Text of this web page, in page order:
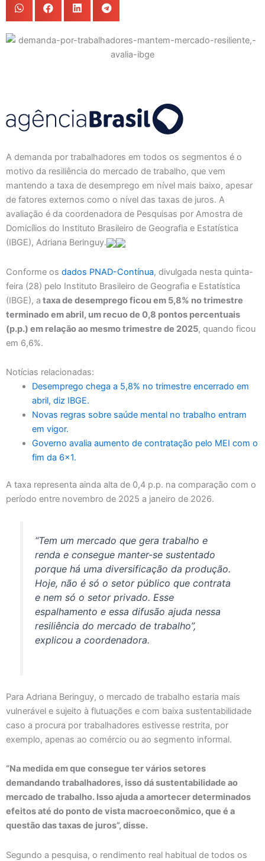
A demanda por trabalhadores em todos os segmentos é o
motivo da resiliência do mercado de trabalho, que vem
mantendo a taxa de desemprego em nível mais baixo, apesar
de fatores externos como o nível das taxas de juros. A
avaliação é da coordenadora de Pesquisas por Amostra de
Domicílios do Instituto Brasileiro de Geografia e Estatística
(IBGE), Adriana Beringuy.
Conforme os dados PNAD-Contínua, divulgada nesta quinta-
feira (28) pelo Instituto Brasileiro de Geografia e Estatística
(IBGE), a taxa de desemprego ficou em 5,8% no trimestre
terminado em abril, um recuo de 0,8 pontos percentuais
(p.p.) em relação ao mesmo trimestre de 2025, quando ficou
em 6,6%.
Notícias relacionadas:
Desemprego chega a 5,8% no trimestre encerrado em
abril, diz IBGE.
Novas regras sobre saúde mental no trabalho entram
em vigor.
Governo avalia aumento de contratação pelo MEI com o
fim da 6×1.
A taxa representa ainda alta de 0,4 p.p. na comparação com o
período entre novembro de 2025 a janeiro de 2026.
“Tem um mercado que gera trabalho e
renda e consegue manter-se sustentado
porque há uma diversificação da produção.
Hoje, não é só o setor público que contrata
e nem só o setor privado. Esse
espalhamento e essa difusão ajuda nessa
resiliência do mercado de trabalho”,
explicou a coordenadora.
Para Adriana Beringuy, o mercado de trabalho estaria mais
vulnerável e sujeito à flutuações e com baixa sustentabilidade
caso a procura por trabalhadores estivesse restrita, por
exemplo, apenas ao comércio ou ao segmento informal.
“Na medida em que consegue ter vários setores
demandando trabalhadores, isso dá sustentabilidade ao
mercado de trabalho. Isso ajuda a amortecer determinados
efeitos até do ponto de vista macroeconômico, que é a
questão das taxas de juros”, disse.
Segundo a pesquisa, o rendimento real habitual de todos os